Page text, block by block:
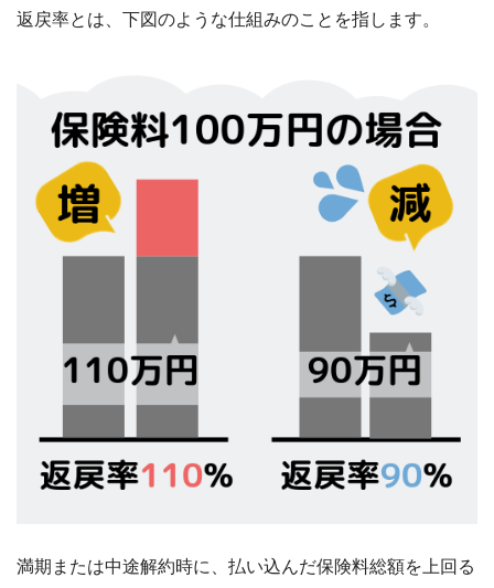
返戻率とは、下図のような仕組みのことを指します。
満期または中途解約時に、払い込んだ保険料総額を上回る